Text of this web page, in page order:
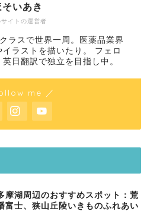
サイトの運営者
そいあき
ラスで世界一周。医薬品業界
ラストを描いたり。 フェロ
日翻訳で独立を目指し中。
me ／
摩湖周辺のおすすめスポット：荒
富士、狭山丘陵いきものふれあい